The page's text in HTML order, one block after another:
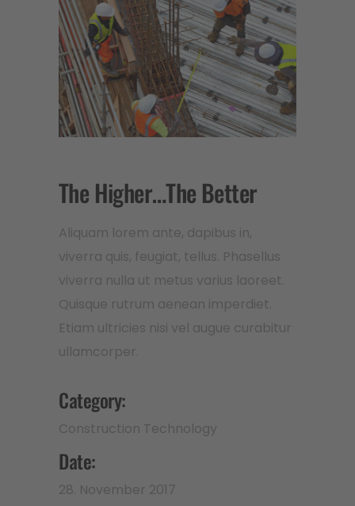
The Higher…The Better
Aliquam lorem ante, dapibus in,
viverra quis, feugiat, tellus. Phasellus
viverra nulla ut metus varius laoreet.
Quisque rutrum aenean imperdiet.
Etiam ultricies nisi vel augue curabitur
ullamcorper.
Category:
Construction Technology
Date:
28. November 2017